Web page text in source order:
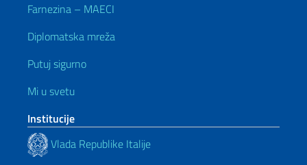
Farnezina – MAECI
Diplomatska mreža
Putuj sigurno
Mi u svetu
Institucije
Vlada Republike Italije